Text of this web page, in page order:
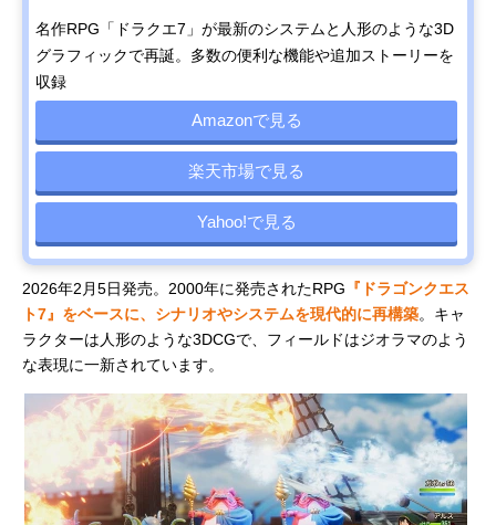
名作RPG「ドラクエ7」が最新のシステムと人形のような3D
グラフィックで再誕。多数の便利な機能や追加ストーリーを
収録
Amazonで見る
楽天市場で見る
Yahoo!で見る
2026年2月5日発売。2000年に発売されたRPG 『ドラゴンクエス
ト7』をベースに、シナリオやシステムを現代的に再構築。キャ
ラクターは人形のような3DCGで、フィールドはジオラマのよう
な表現に一新されています。